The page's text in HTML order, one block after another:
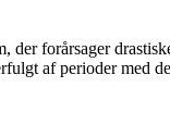
forårsager
af perioder